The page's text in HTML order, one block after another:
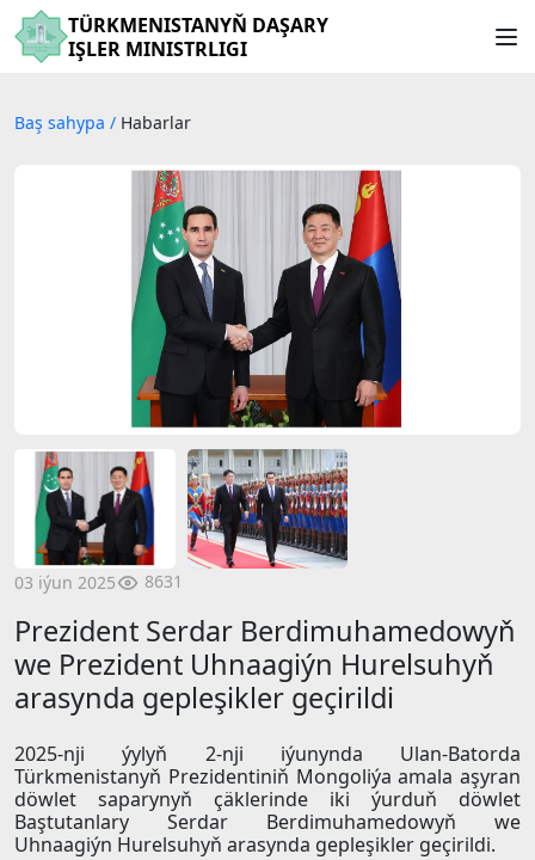
TÜRKMENISTANYŇ DAŞARY
IŞLER MINISTRLIGI
Baş sahypa / Habarlar
03 iýun 2025 8631
Prezident Serdar Berdimuhamedowyň
we Prezident Uhnaagiýn Hurelsuhyň
arasynda gepleşikler geçirildi
2025-nji ýylyň 2-nji iýunynda Ulan-Batorda
Türkmenistanyň Prezidentiniň Mongoliýa amala aşyran
döwlet saparynyň çäklerinde iki ýurduň döwlet
Baştutanlary Serdar Berdimuhamedowyň we
Uhnaagiýn Hurelsuhyň arasynda gepleşikler geçirildi.